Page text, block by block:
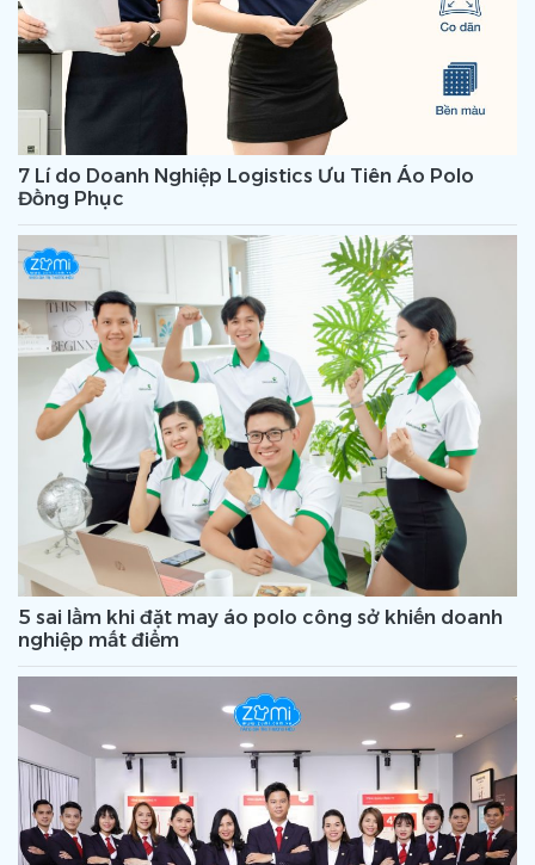
7 Lí do Doanh Nghiệp Logistics Ưu Tiên Áo Polo
Đồng Phục
5 sai lầm khi đặt may áo polo công sở khiến doanh
nghiệp mất điểm